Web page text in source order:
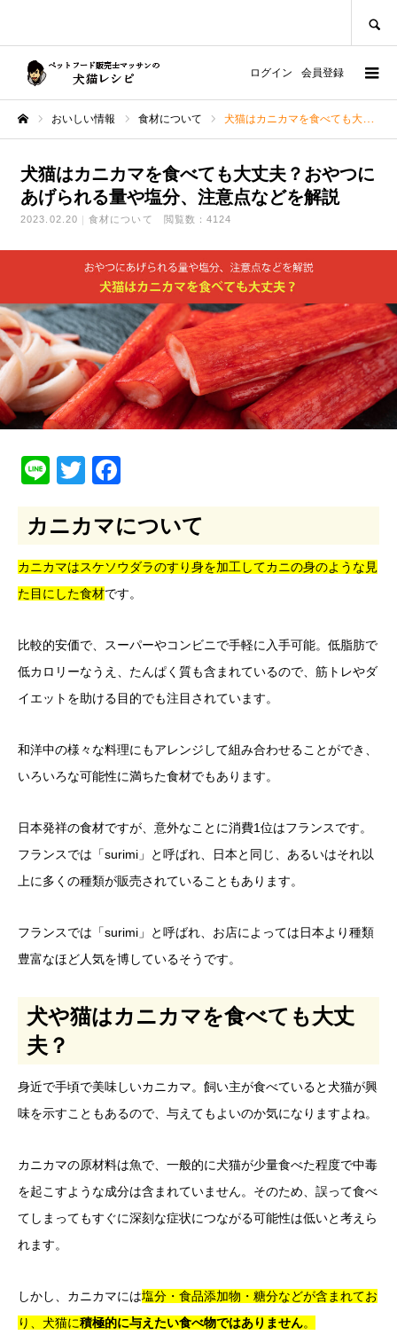
ログイン 会員登録
おいしい情報 食材について 犬猫はカニカマを食べても大丈夫？おやつにあげられる量や塩分、注意点などを解説
犬猫はカニカマを食べても大丈夫？おやつに
あげられる量や塩分、注意点などを解説
2023.02.20 食材について 閲覧数：4124
LineTwitter
カニカマについて
カニカマはスケソウダラのすり身を加工してカニの身のような見
た目にした食材です。
比較的安価で、スーパーやコンビニで手軽に入手可能。低脂肪で
低カロリーなうえ、たんぱく質も含まれているので、筋トレやダ
イエットを助ける目的でも注目されています。
和洋中の様々な料理にもアレンジして組み合わせることができ、
いろいろな可能性に満ちた食材でもあります。
日本発祥の食材ですが、意外なことに消費1位はフランスです。
フランスでは「surimi」と呼ばれ、日本と同じ、あるいはそれ以
上に多くの種類が販売されていることもあります。
フランスでは「surimi」と呼ばれ、お店によっては日本より種類
豊富なほど人気を博しているそうです。
犬や猫はカニカマを食べても大丈
夫？
身近で手頃で美味しいカニカマ。飼い主が食べていると犬猫が興
味を示すこともあるので、与えてもよいのか気になりますよね。
カニカマの原材料は魚で、一般的に犬猫が少量食べた程度で中毒
を起こすような成分は含まれていません。そのため、誤って食べ
てしまってもすぐに深刻な症状につながる可能性は低いと考えら
れます。
しかし、カニカマには塩分・食品添加物・糖分などが含まれてお
り、犬猫に積極的に与えたい食べ物ではありません。